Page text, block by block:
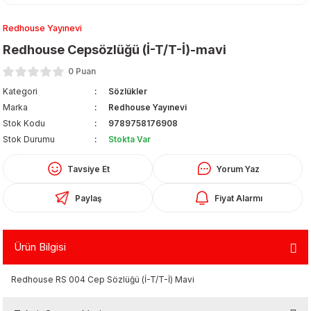
Redhouse Yayınevi
Redhouse Cepsözlüğü (İ-T/T-İ)-mavi
0 Puan
Kategori
Sözlükler
Marka
Redhouse Yayınevi
Stok Kodu
9789758176908
Stok Durumu
Stokta Var
Tavsiye Et Yorum Yaz
Paylaş Fiyat Alarmı
Ürün Bilgisi
Redhouse RS 004 Cep Sözlüğü (İ-T/T-İ) Mavi